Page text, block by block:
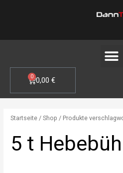
0,00 €
0 WARENKORB
Startseite /Shop / Produkte
5 t